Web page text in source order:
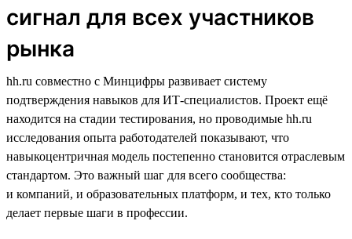
сигнал для всех участников
рынка
hh.ru совместно с Минцифры развивает систему
подтверждения навыков для ИТ-специалистов. Проект ещё
находится на стадии тестирования, но проводимые hh.ru
исследования опыта работодателей показывают, что
навыкоцентричная модель постепенно становится отраслевым
стандартом. Это важный шаг для всего сообщества:
и компаний, и образовательных платформ, и тех, кто только
делает первые шаги в профессии.